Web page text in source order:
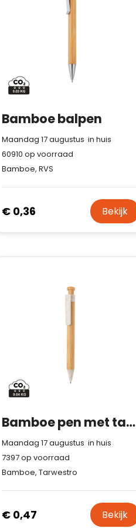
Bamboe balpen
Maandag 17 augustus in huis
60910 op voorraad
Bamboe, RVS
€ 0,36 Bekijk
Bamboe pen met tarwestro clip
Maandag 17 augustus in huis
7397op voorraad
Bamboe, Tarwestro
€ 0,47 Bekijk